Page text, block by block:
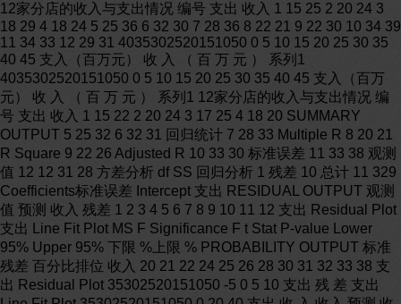
12家分店的收入与支出情况 编号 支出 收入 1 15 25 2 20 24 3
18 29 4 18 24 5 25 36 6 32 30 7 28 36 8 22 21 9 22 30 10 34 39
11 34 33 12 29 31 4035302520151050 0 5 10 15 20 25 30 35
40 45 支入（百万元） 收 入 （ 百 万 元 ） 系列1
4035302520151050 0 5 10 15 20 25 30 35 40 45 支入（百万
元） 收 入 （ 百 万 元 ） 系列1 12家分店的收入与支出情况 编
号 支出 收入 1 15 22 2 20 24 3 17 25 4 18 20 SUMMARY
OUTPUT 5 25 32 6 32 31 回归统计 7 28 33 Multiple R 8 20 21
R Square 9 22 26 Adjusted R 10 33 30 标准误差 11 33 38 观测
值 12 12 31 28 方差分析 df SS 回归分析 1 残差 10 总计 11 329
Coefficients标准误差 Intercept 支出 RESIDUAL OUTPUT 观测
值 预测 收入 残差 1 2 3 4 5 6 7 8 9 10 11 12 支出 Residual Plot
支出 Line Fit Plot MS F Significance F t Stat P-value Lower
95% Upper 95% 下限 %上限 % PROBABILITY OUTPUT 标准
残差 百分比排位 收入 20 21 22 24 25 26 28 30 31 32 33 38 支
出 Residual Plot 35302520151050 -5 0 5 10 支出 残 差 支出